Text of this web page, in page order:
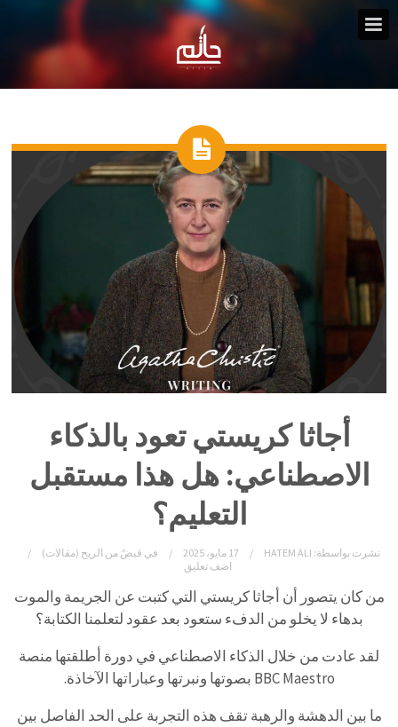
أجاثا كريستي تعود بالذكاء
الاصطناعي: هل هذا مستقبل
التعليم؟
نشرت بواسطة: HATEM ALI 17 مايو، 2025 في قبضٌ من الريح (مقالات)
اضف تعليق
من كان يتصور أن أجاثا كريستي التي كتبت عن الجريمة والموت
بدهاء لا يخلو من الدفء ستعود بعد عقود لتعلمنا الكتابة؟
لقد عادت من خلال الذكاء الاصطناعي في دورة أطلقتها منصة
BBC Maestro بصوتها ونبرتها وعباراتها الآخاذة.
ما بين الدهشة والرهبة تقف هذه التجربة على الحد الفاصل بين